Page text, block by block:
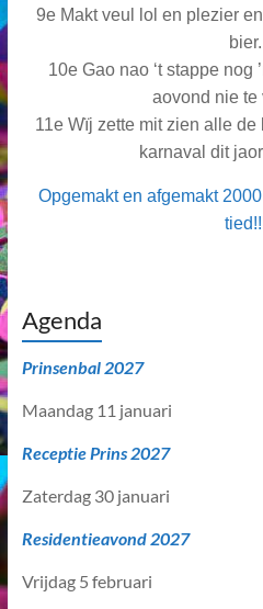
9e Makt veul lol en plezier
bier.
10e Gao nao ‘t stappe nog
aovond nie te
11e Wïj zette mit zien alle
karnaval dit
Opgemakt en afgemakt
Agenda
Prinsenbal 2027
Maandag 11 januari
Receptie Prins 2027
Zaterdag 30 januari
Residentieavond 2027
Vrijdag 5 februari